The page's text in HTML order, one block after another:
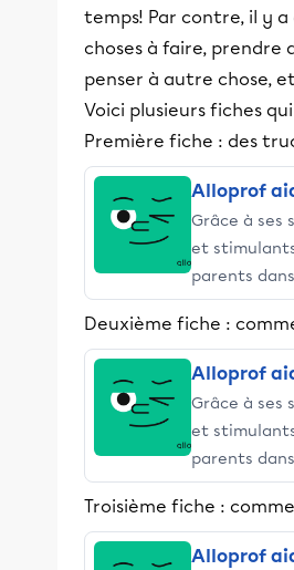
temps! Par contre, il y
choses à faire, prendre
penser à autre chose,
Voici plusieurs fiches
Première fiche : des
Alloprof
Grâce à ses
et
parents
Deuxième fiche :
Alloprof
Grâce à ses
et
parents
Troisième fiche :
Alloprof